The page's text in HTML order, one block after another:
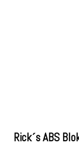
Rick´s ABS